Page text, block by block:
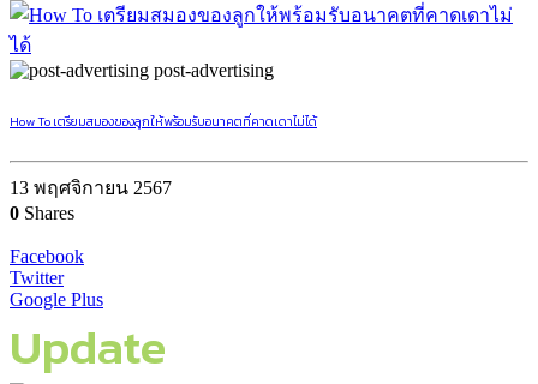
post-advertising
How To เตรียมสมองของลูกให้พร้อมรับอนาคตที่คาดเดาไม่ได้
13 พฤศจิกายน 2567
0 Shares
Facebook
Twitter
Google Plus
Update